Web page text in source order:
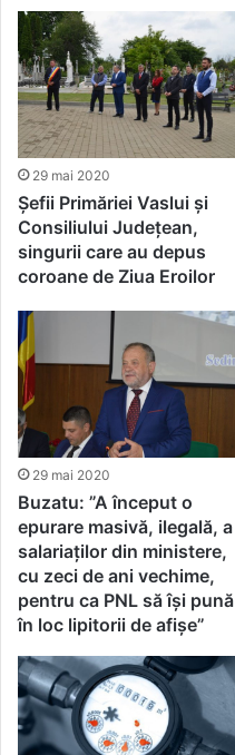
29 mai 2020
Șefii Primăriei Vaslui și
Consiliului Județean,
singurii care au depus
coroane de Ziua Eroilor
29 mai 2020
Buzatu: ”A început o
epurare masivă, ilegală, a
salariaților din ministere,
cu zeci de ani vechime,
pentru ca PNL să își pună
în loc lipitorii de afișe”